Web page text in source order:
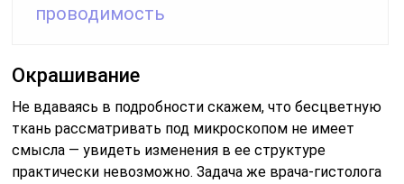
проводимость
Окрашивание
Не вдаваясь в подробности скажем, что бесцветную
ткань рассматривать под микроскопом не имеет
смысла — увидеть изменения в ее структуре
практически невозможно. Задача же врача-гистолога